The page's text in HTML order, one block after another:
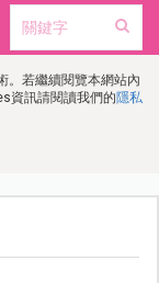
。若繼續閱覽本網站內
資訊請閱讀我們的隱私